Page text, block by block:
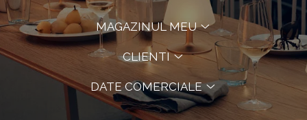
MAGAZINUL MEU
CLIENTI
DATE COMERCIALE